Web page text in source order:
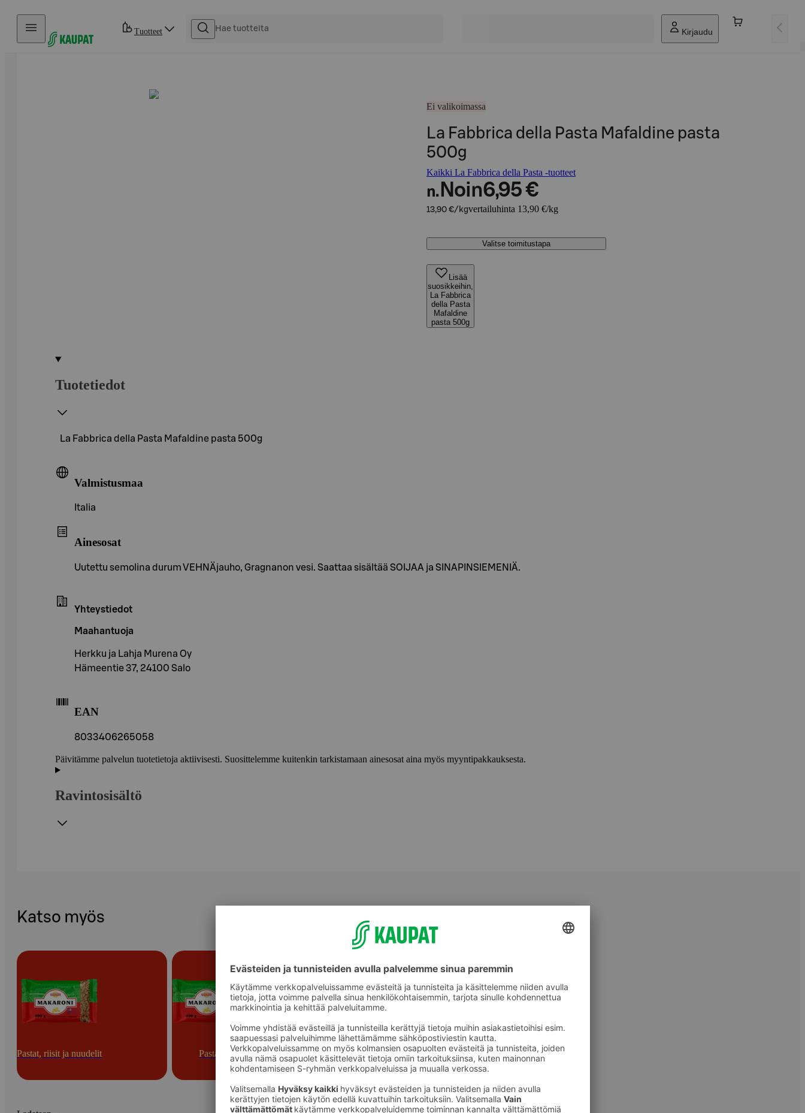
Hyppää sisältöön
Tuotteet Kirjaudu
Ei valikoimassa
La Fabbrica della Pasta Mafaldine pasta
500g
Kaikki La Fabbrica della Pasta -tuotteet
n. Noin6,95 €
13,90 €/kgvertailuhinta 13,90 €/kg
Valitse toimitustapa
Lisää
suosikkeihin,
La Fabbrica
della Pasta
Mafaldine
pasta 500g
Tuotetiedot
La Fabbrica della Pasta Mafaldine pasta 500g
Valmistusmaa
Italia
Ainesosat
Uutettu semolina durum VEHNÄjauho, Gragnanon vesi. Saattaa sisältää SOIJAA ja SINAPINSIEMENIÄ.
Yhteystiedot
Maahantuoja
Herkku ja Lahja Murena Oy
Hämeentie 37, 24100 Salo
EAN
8033406265058
Päivitämme palvelun tuotetietoja aktiivisesti. Suosittelemme kuitenkin tarkistamaan ainesosat aina myös myyntipakkauksesta.
Ravintosisältö
Katso myös
Pastat, riisit ja nuudelit Pastat Fusillit, pennet ja muut kuviopastat